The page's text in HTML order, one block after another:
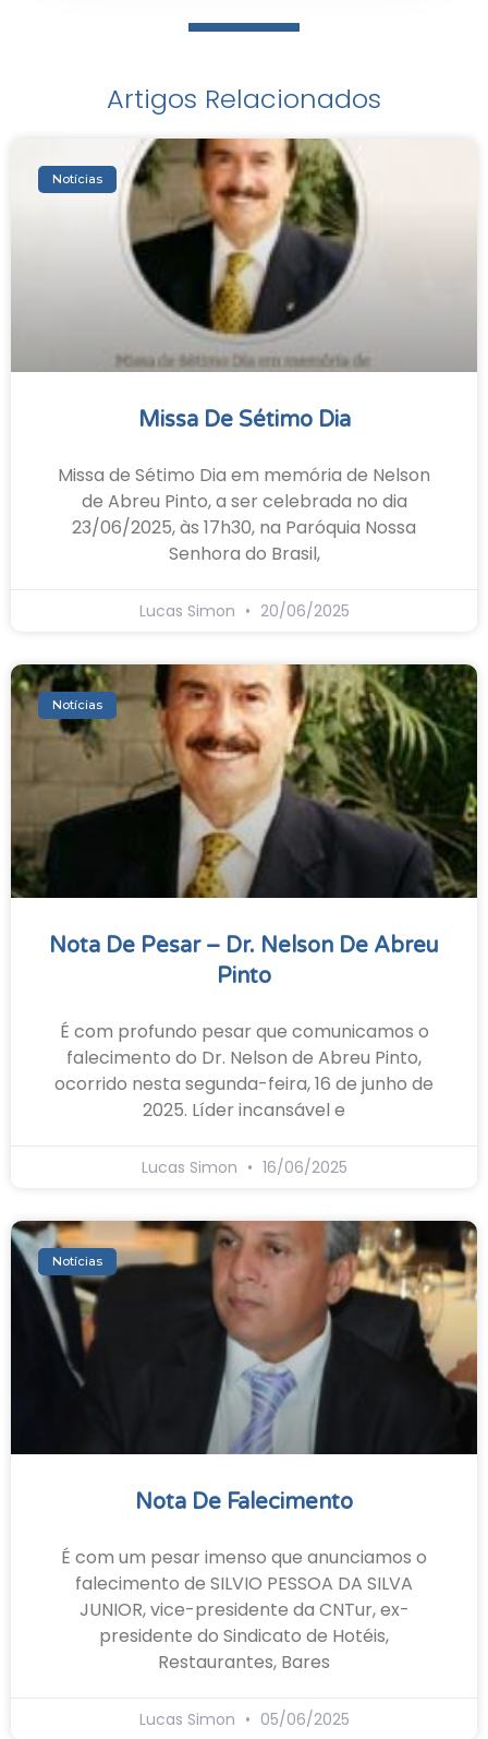
Artigos Relacionados
Notícias
Missa De Sétimo Dia
Missa de Sétimo Dia em memória de Nelson
de Abreu Pinto, a ser celebrada no dia
23/06/2025, às 17h30, na Paróquia Nossa
Senhora do Brasil,
Lucas Simon 20/06/2025
Notícias
Nota De Pesar – Dr. Nelson De Abreu
Pinto
É com profundo pesar que comunicamos o
falecimento do Dr. Nelson de Abreu Pinto,
ocorrido nesta segunda-feira, 16 de junho de
2025. Líder incansável e
Lucas Simon 16/06/2025
Notícias
Nota De Falecimento
É com um pesar imenso que anunciamos o
falecimento de SILVIO PESSOA DA SILVA
JUNIOR, vice-presidente da CNTur, ex-
presidente do Sindicato de Hotéis,
Restaurantes, Bares
Lucas Simon 05/06/2025